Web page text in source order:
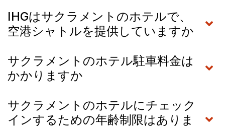
IHGはサクラメントのホテルで、
空港シャトルを提供していますか
サクラメントのホテル駐車料金は
かかりますか
サクラメントのホテルにチェック
インするための年齢制限はありま